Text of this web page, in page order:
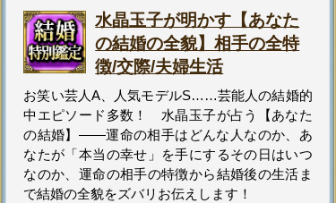
水晶玉子が明かす【あなた
の結婚の全貌】相手の全特
徴/交際/夫婦生活
お笑い芸人A、人気モデルS……芸能人の結婚的
中エピソード多数！ 水晶玉子が占う【あなた
の結婚】――運命の相手はどんな人なのか、あ
なたが「本当の幸せ」を手にするその日はいつ
なのか、運命の相手の特徴から結婚後の生活ま
で結婚の全貌をズバリお伝えします！